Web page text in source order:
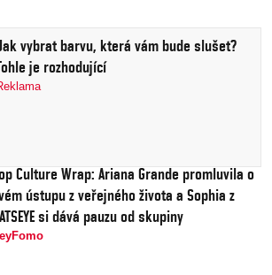
vybrat barvu, která vám bude slušet?
je rozhodující
Culture Wrap: Ariana Grande promluvila o
ústupu z veřejného života a Sophia z
si dává pauzu od skupiny